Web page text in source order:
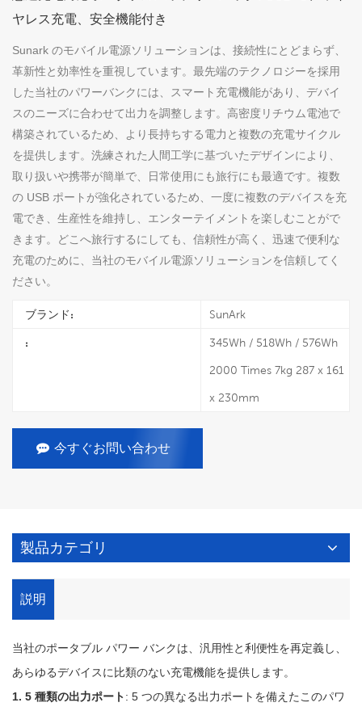
ヤレス充電、安全機能付き
Sunark のモバイル電源ソリューションは、接続性にとどまらず、
革新性と効率性を重視しています。最先端のテクノロジーを採用
した当社のパワーバンクには、スマート充電機能があり、デバイ
スのニーズに合わせて出力を調整します。高密度リチウム電池で
構築されているため、より長持ちする電力と複数の充電サイクル
を提供します。洗練された人間工学に基づいたデザインにより、
取り扱いや携帯が簡単で、日常使用にも旅行にも最適です。複数
の USB ポートが強化されているため、一度に複数のデバイスを充
電でき、生産性を維持し、エンターテイメントを楽しむことがで
きます。どこへ旅行するにしても、信頼性が高く、迅速で便利な
充電のために、当社のモバイル電源ソリューションを信頼してく
ださい。
ブランド: SunArk
: 345Wh / 518Wh / 576Wh
2000 Times 7kg 287 x 161
x 230mm
今すぐお問い合わせ
製品カテゴリ
説明
当社のポータブル パワー バンクは、汎用性と利便性を再定義し、
あらゆるデバイスに比類のない充電機能を提供します。
1. 5 種類の出力ポート: 5 つの異なる出力ポートを備えたこのパワ